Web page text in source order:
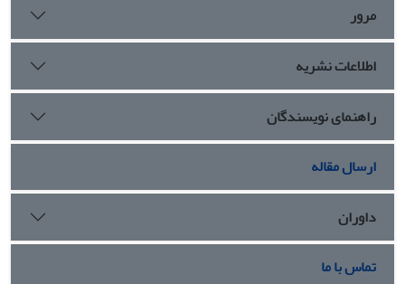
مرور
اطلاعات نشریه
راهنمای نویسندگان
ارسال مقاله
داوران
تماس با ما